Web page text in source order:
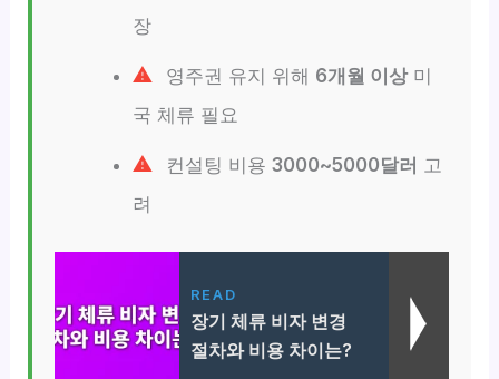
장
영주권 유지 위해 6개월 이상미
국 체류 필요
컨설팅 비용 3000~5000달러 고
려
READ
장기 체류 비자 변경
절차와 비용 차이는?